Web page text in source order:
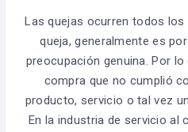
Las quejas ocurren todos los
queja, generalmente es
preocupación genuina. Por
compra que no cumplió
producto, servicio o tal vez
En la industria de servicio al